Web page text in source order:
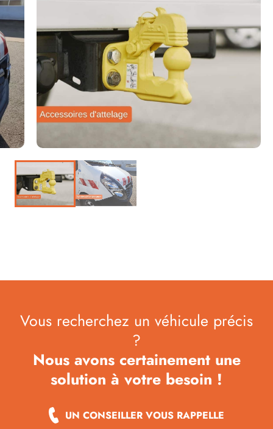
Vous recherchez un véhicule précis
?
Nous avons certainement une
solution à votre besoin !
UN CONSEILLER VOUS RAPPELLE